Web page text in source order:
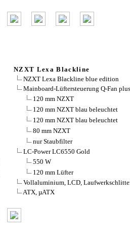
NZXT Lexa Blackline
NZXT Lexa Blackline blue edition
Mainboard-Lüftersteuerung Q-Fan plus
120 mm NZXT
120 mm NZXT blau beleuchtet
120 mm NZXT blau beleuchtet
80 mm NZXT
nur Staubfilter
LC-Power LC6550 Gold
550 W
120 mm Lüfter
Vollaluminium, LCD,
ATX, µATX